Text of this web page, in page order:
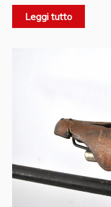
FahrradfabrikGladiator
elektrisches Dreirad,
Geschwindigkeit von
Sekunden über 10
Interessantes Beispiel
Produktion von
Leggi tutto